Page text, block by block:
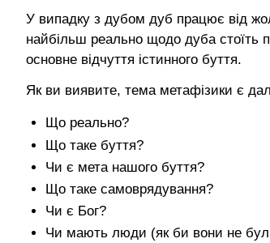
У випадку з дубом дуб працює від
найбільш реально щодо дуба стоїть
основне відчуття істинного буття.
Як ви виявите, тема метафізики є
Що реально?
Що таке буття?
Чи є мета нашого буття?
Що таке самоврядування?
Чи є Бог?
Чи мають люди (як би вони не